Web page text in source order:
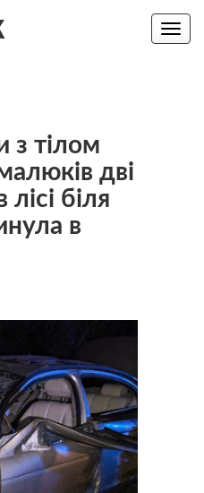
Toggle
з тілом
дві
біля
в